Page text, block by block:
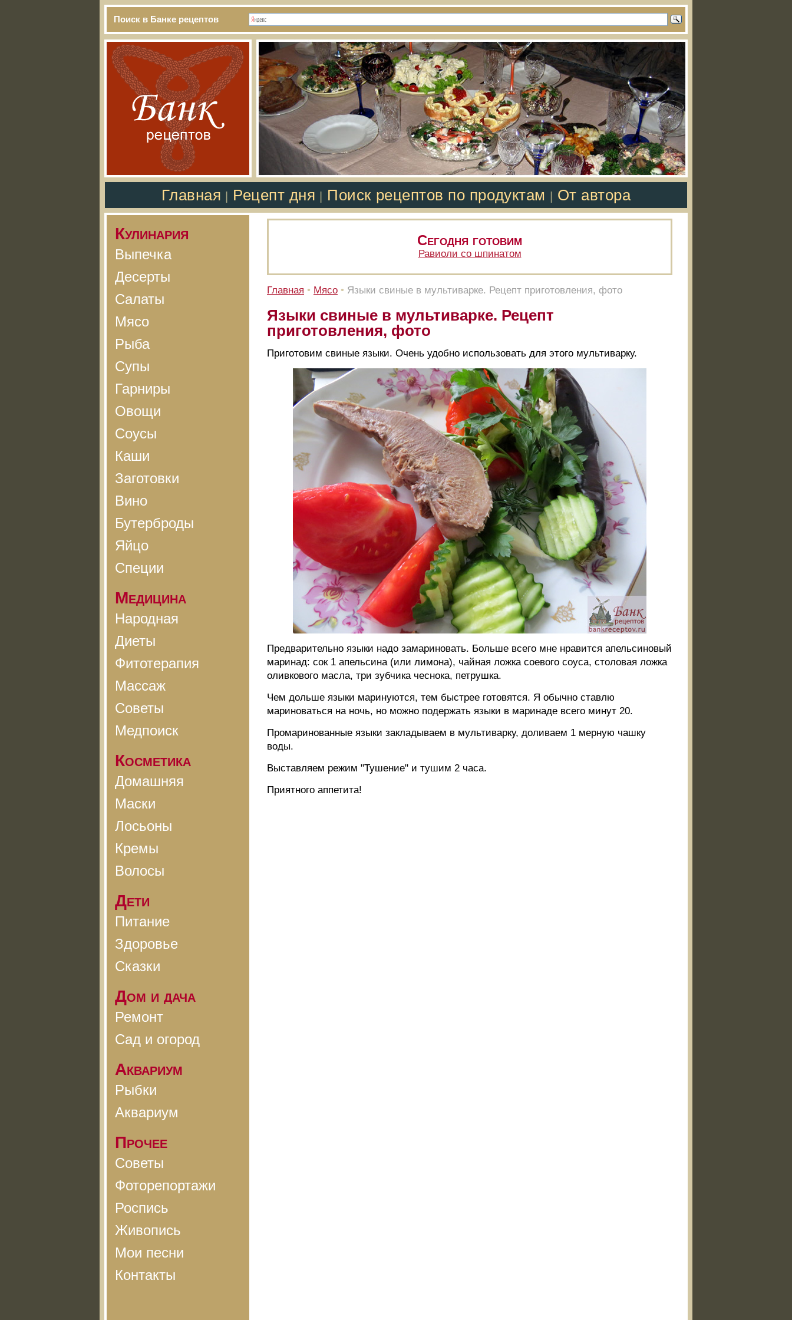
Поиск в Банке рецептов
Главная Рецепт дня Поиск рецептов по продуктам От автора
Кулинария
Выпечка
Десерты
Салаты
Мясо
Рыба
Супы
Гарниры
Овощи
Соусы
Каши
Заготовки
Вино
Бутерброды
Яйцо
Специи
Медицина
Народная
Диеты
Фитотерапия
Массаж
Советы
Медпоиск
Косметика
Домашняя
Маски
Лосьоны
Кремы
Волосы
Дети
Питание
Здоровье
Сказки
Дом и дача
Ремонт
Сад и огород
Аквариум
Рыбки
Аквариум
Прочее
Советы
Фоторепортажи
Роспись
Живопись
Мои песни
Контакты
Сегодня готовим
Равиоли со шпинатом
Главная • Мясо • Языки свиные в мультиварке. Рецепт приготовления, фото
Языки свиные в мультиварке. Рецепт
приготовления, фото
Приготовим свиные языки. Очень удобно использовать для этого мультиварку.
Предварительно языки надо замариновать. Больше всего мне нравится апельсиновый
маринад: сок 1 апельсина (или лимона), чайная ложка соевого соуса, столовая ложка
оливкового масла, три зубчика чеснока, петрушка.
Чем дольше языки маринуются, тем быстрее готовятся. Я обычно ставлю
мариноваться на ночь, но можно подержать языки в маринаде всего минут 20.
Промаринованные языки закладываем в мультиварку, доливаем 1 мерную чашку
воды.
Выставляем режим "Тушение" и тушим 2 часа.
Приятного аппетита!